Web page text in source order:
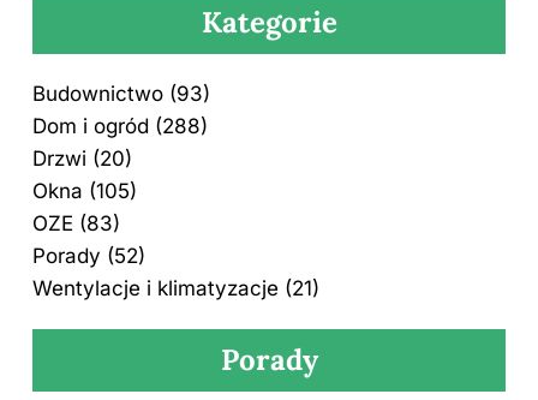
Kategorie
Budownictwo (93)
Dom i ogród (288)
Drzwi (20)
Okna (105)
OZE (83)
Porady (52)
Wentylacje i klimatyzacje (21)
Porady